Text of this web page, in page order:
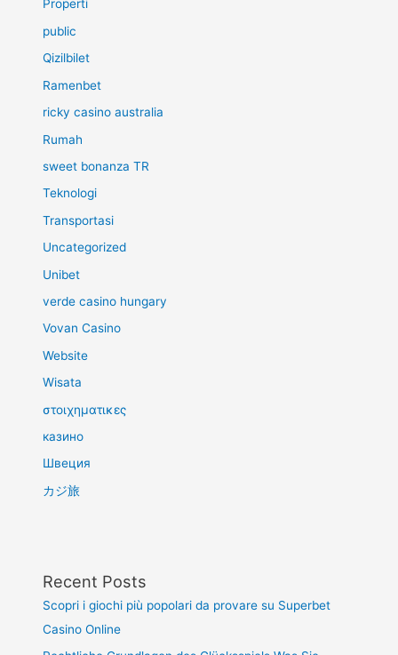
Properti
public
Qizilbilet
Ramenbet
ricky casino australia
Rumah
sweet bonanza TR
Teknologi
Transportasi
Uncategorized
Unibet
verde casino hungary
Vovan Casino
Website
Wisata
στοιχηματικες
казино
Швеция
カジ旅
Recent Posts
Scopri i giochi più popolari da provare su Superbet
Casino Online